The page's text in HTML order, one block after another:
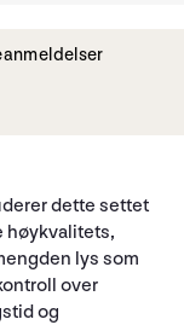
dette settet
høykvalitets,
lys som
over
og